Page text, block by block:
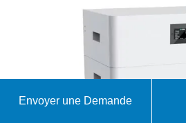
Envoyer une Demande